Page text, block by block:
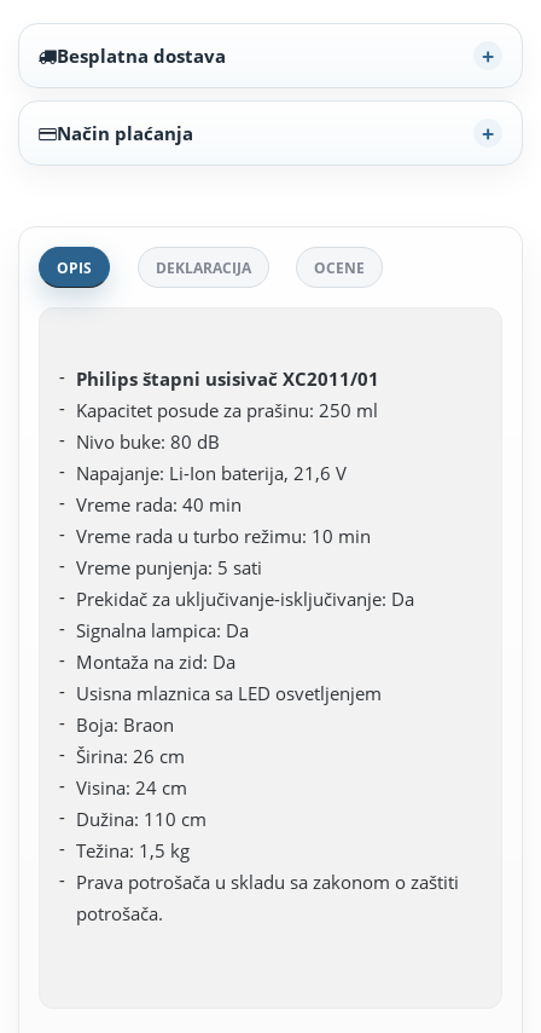
Besplatna dostava
Način plaćanja
OPIS DEKLARACIJA OCENE
Philips štapni usisivač XC2011/01
Kapacitet posude za prašinu: 250 ml
Nivo buke: 80 dB
Napajanje: Li-Ion baterija, 21,6 V
Vreme rada: 40 min
Vreme rada u turbo režimu: 10 min
Vreme punjenja: 5 sati
Prekidač za uključivanje-isključivanje: Da
Signalna lampica: Da
Montaža na zid: Da
Usisna mlaznica sa LED osvetljenjem
Boja: Braon
Širina: 26 cm
Visina: 24 cm
Dužina: 110 cm
Težina: 1,5 kg
Prava potrošača u skladu sa zakonom o zaštiti
potrošača.